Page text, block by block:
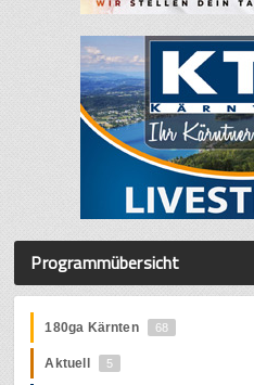
Programmübersicht
180ga Kärnten 68
Aktuell 5